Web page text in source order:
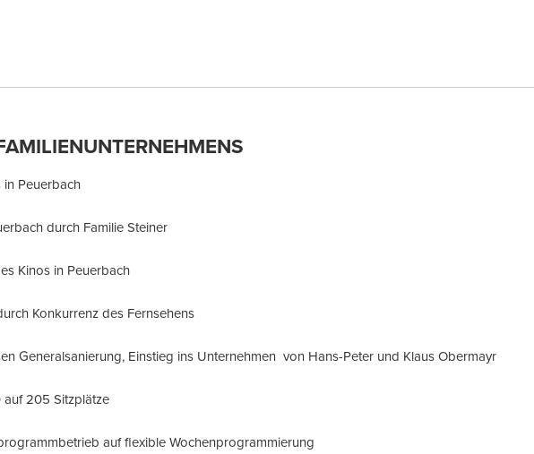
Peuerbach
durch Familie Steiner
Kinos in Peuerbach
Konkurrenz des Fernsehens
Generalsanierung, Einstieg ins Unternehmen von Hans-Peter und Klaus Obermayr
205 Sitzplätze
auf flexible Wochenprogrammierung